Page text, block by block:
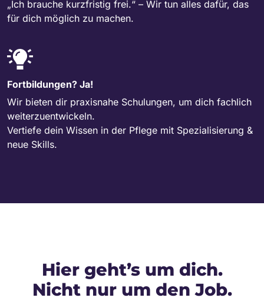
„Ich brauche kurzfristig frei.“ – Wir tun alles dafür, das
für dich möglich zu machen.
Fortbildungen? Ja!
Wir bieten dir praxisnahe Schulungen, um dich fachlich
weiterzuentwickeln.
Vertiefe dein Wissen in der Pflege mit Spezialisierung &
neue Skills.
Hier geht’s um dich.
Nicht nur um den Job.